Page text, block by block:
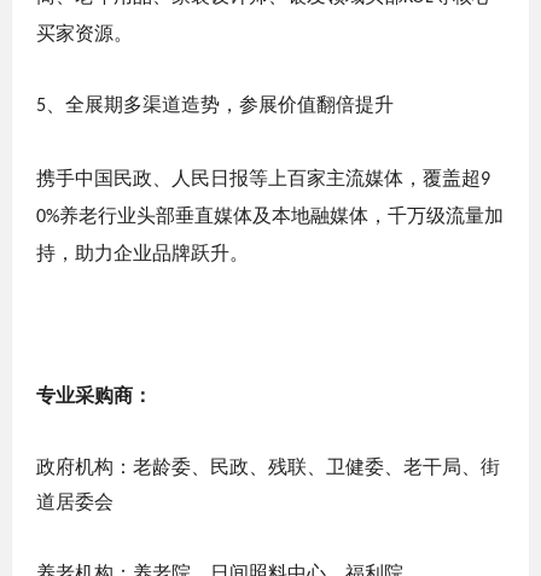
买家资源。
5 、全展期多渠道造势，参展价值翻倍提升
携手中国民政、人民日报等上百家主流媒体，覆盖超9
0%养老行业头部垂直媒体及本地融媒体，千万级流量加
持，助力企业品牌跃升。
专业采购商：
政府机构：老龄委、民政、残联、卫健委、老干局、街
道居委会